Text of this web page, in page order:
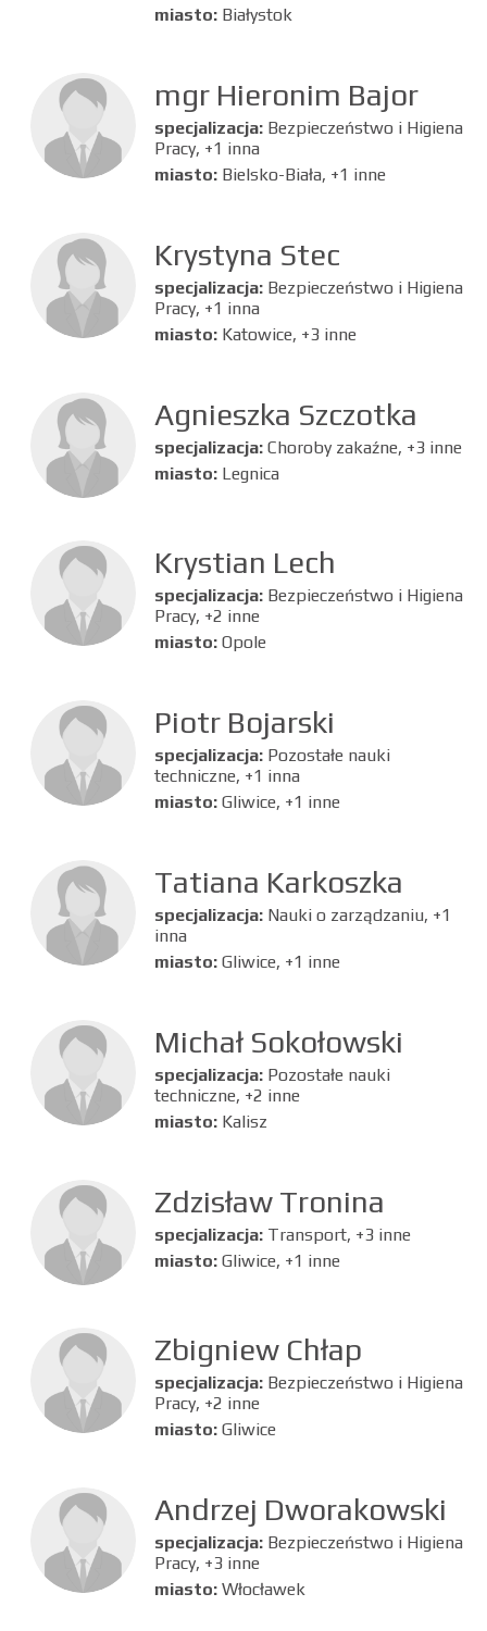
miasto: Białystok
mgr Hieronim Bajor
specjalizacja: Bezpieczeństwo i Higiena
Pracy, +1 inna
miasto: Bielsko-Biała, +1 inne
Krystyna Stec
specjalizacja: Bezpieczeństwo i Higiena
Pracy, +1 inna
miasto: Katowice, +3 inne
Agnieszka Szczotka
specjalizacja: Choroby zakaźne, +3 inne
miasto: Legnica
Krystian Lech
specjalizacja: Bezpieczeństwo i Higiena
Pracy, +2 inne
miasto: Opole
Piotr Bojarski
specjalizacja: Pozostałe nauki
techniczne, +1 inna
miasto: Gliwice, +1 inne
Tatiana Karkoszka
specjalizacja: Nauki o zarządzaniu, +1
inna
miasto: Gliwice, +1 inne
Michał Sokołowski
specjalizacja: Pozostałe nauki
techniczne, +2 inne
miasto: Kalisz
Zdzisław Tronina
specjalizacja: Transport, +3 inne
miasto: Gliwice, +1 inne
Zbigniew Chłap
specjalizacja: Bezpieczeństwo i Higiena
Pracy, +2 inne
miasto: Gliwice
Andrzej Dworakowski
specjalizacja: Bezpieczeństwo i Higiena
Pracy, +3 inne
miasto: Włocławek